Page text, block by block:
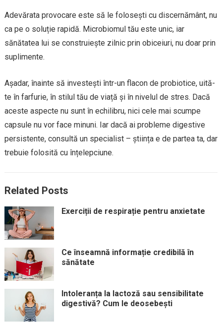
Adevărata provocare este să le folosești cu discernământ, nu
ca pe o soluție rapidă. Microbiomul tău este unic, iar
sănătatea lui se construiește zilnic prin obiceiuri, nu doar prin
suplimente.
Așadar, înainte să investești într-un flacon de probiotice, uită-
te în farfurie, în stilul tău de viață și în nivelul de stres. Dacă
aceste aspecte nu sunt în echilibru, nici cele mai scumpe
capsule nu vor face minuni. Iar dacă ai probleme digestive
persistente, consultă un specialist – știința e de partea ta, dar
trebuie folosită cu înțelepciune.
Related Posts
Exerciții de respirație pentru anxietate
Ce înseamnă informație credibilă în
sănătate
Intoleranța la lactoză sau sensibilitate
digestivă? Cum le deosebești